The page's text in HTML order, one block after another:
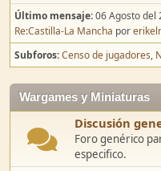
Último mensaje:06 Agosto del
Re:Castilla-La Mancha por
Subforos Censo de jugadores
Wargames y Miniaturas
Discusión
Foro genérico
especifico.